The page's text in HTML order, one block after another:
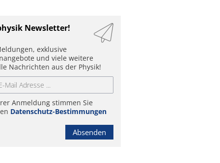
Newsletter!
exklusive
und viele weitere
Nachrichten aus der Physik!
Anmeldung stimmen Sie
Datenschutz-Bestimmungen
Absenden